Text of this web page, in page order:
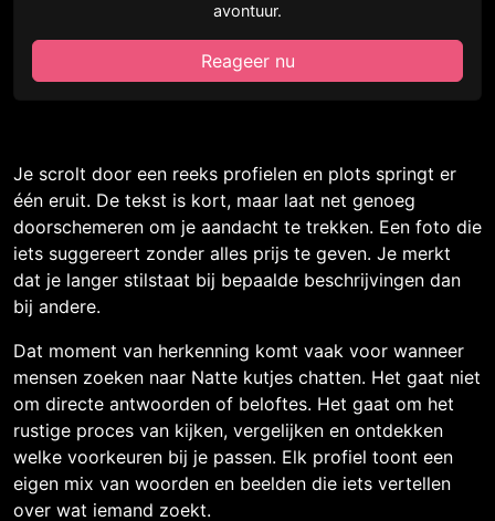
avontuur.
Reageer nu
Je scrolt door een reeks profielen en plots springt er
één eruit. De tekst is kort, maar laat net genoeg
doorschemeren om je aandacht te trekken. Een foto die
iets suggereert zonder alles prijs te geven. Je merkt
dat je langer stilstaat bij bepaalde beschrijvingen dan
bij andere.
Dat moment van herkenning komt vaak voor wanneer
mensen zoeken naar Natte kutjes chatten. Het gaat niet
om directe antwoorden of beloftes. Het gaat om het
rustige proces van kijken, vergelijken en ontdekken
welke voorkeuren bij je passen. Elk profiel toont een
eigen mix van woorden en beelden die iets vertellen
over wat iemand zoekt.